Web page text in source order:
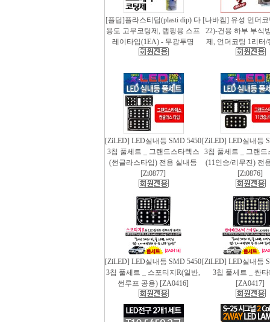
[플딥]플라스티딥(plasti dip) 다
용도 고무코팅제, 랩핑용 스프
레이타입(1EA) - 무광투명
[나바켐] 유성 언더
22)-건용 하부 부식
제, 언더코팅 1리터/
[ZiLED] LED실내등 SMD 5450
3칩 풀세트 _ 그랜드스타렉스
(썬글라스타입) 전용 실내등
[Zi0877]
[ZiLED] LED실내등
3칩 풀세트 _ 그랜드
(11인승/리무진) 전
[Zi0876]
[ZiLED] LED실내등 SMD 5450
3칩 풀세트 _ 스포티지R(일반,
썬루프 공용) [ZA0416]
[ZiLED] LED실내등
3칩 풀세트 _ 싼
[ZA0417]